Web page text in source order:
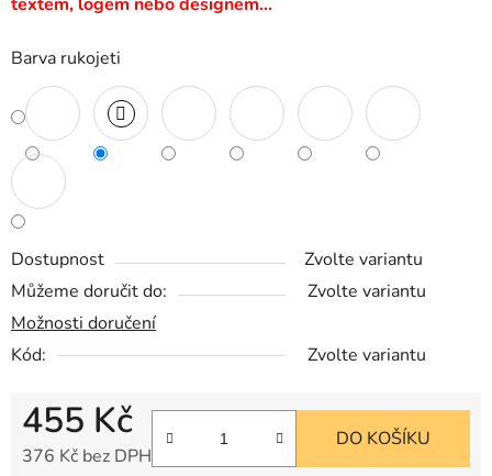
Barva rukojeti
Dostupnost
Zvolte variantu
Můžeme doručit do:
Zvolte variantu
Možnosti doručení
Kód:
Zvolte variantu
455 Kč
376 Kč bez DPH
DO KOŠÍKU